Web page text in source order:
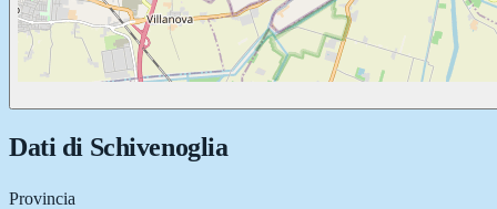
Dati di Schivenoglia
Provincia